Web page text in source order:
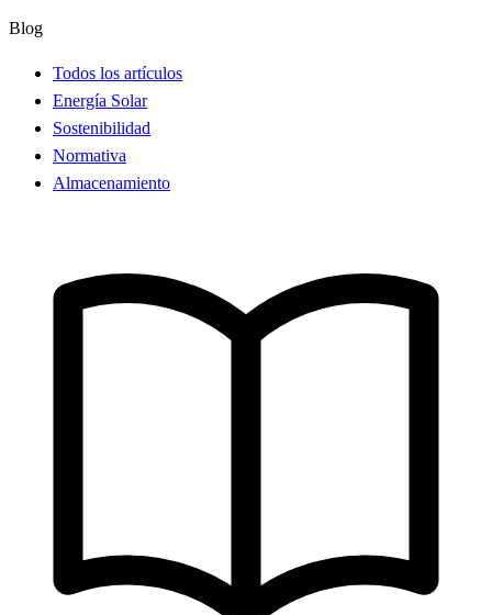
Blog
Todos los artículos
Energía Solar
Sostenibilidad
Normativa
Almacenamiento